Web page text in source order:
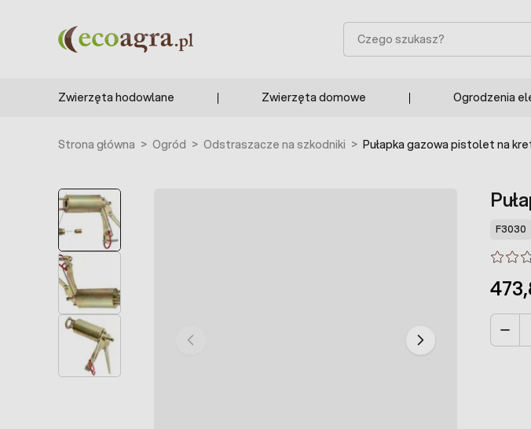
Szukaj
Zwierzęta hodowlane Zwierzęta domowe Ogrodzenia
Strona główna > Ogród > Odstraszacze na szkodniki > Pułapka gazowa pistolet na
F3030